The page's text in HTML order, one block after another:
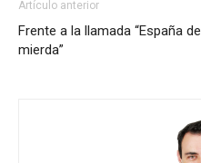
Artículo anterior
Frente a la llamada “España de
mierda”